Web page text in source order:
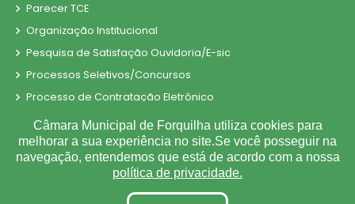
Parecer TCE
Organização Institucional
Pesquisa de Satisfação Ouvidoria/E-sic
Processos Seletivos/Concursos
Processo de Contratação Eletrônico
Tabela de Diárias
Terceirizados
Inidôneas
Câmara Municipal de Forquilha utiliza cookies para
melhorar a sua experiência no site.Se você posseguir na
navegação, entendemos que está de acordo com a nossa
política de privacidade.